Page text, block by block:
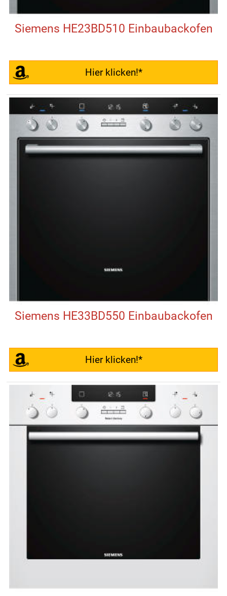
Siemens HE23BD510 Einbaubackofen
Hier klicken!*
Siemens HE33BD550 Einbaubackofen
Hier klicken!*